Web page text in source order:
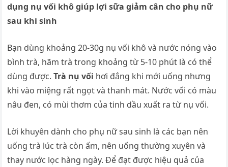
dụng nụ vối khô giúp lợi sữa giảm cân cho phụ nữ
sau khi sinh
Bạn dùng khoảng 20-30g nụ vối khô và nước nóng vào
bình trà, hãm trà trong khoảng từ 5-10 phút là có thể
dùng được.Trà nụ vối hơi đắng khi mới uống nhưng
khi vào miệng rất ngọt và thanh mát. Nước vối có màu
nâu đen, có mùi thơm của tinh dầu xuất ra từ nụ vối.
Lời khuyên dành cho phụ nữ sau sinh là các bạn nên
uống trà lúc trà còn ấm, nên uống thường xuyên và
thay nước lọc hàng ngày. Để đạt được hiệu quả của